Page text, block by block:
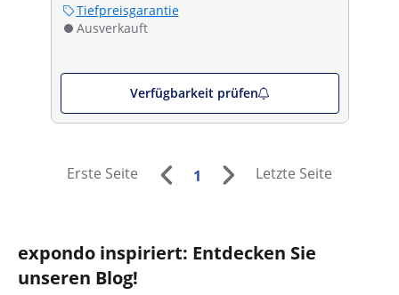
Tiefpreisgarantie
Ausverkauft
Verfügbarkeit prüfen
Erste Seite 1 Letzte Seite
expondo inspiriert: Entdecken Sie
unseren Blog!